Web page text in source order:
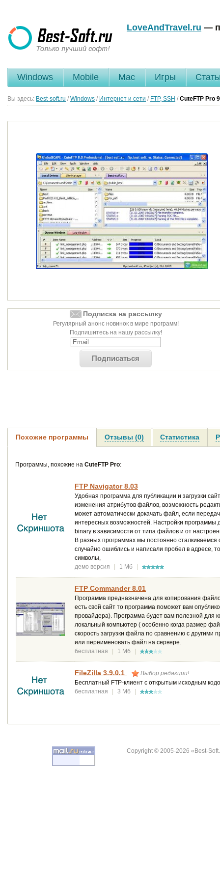
LoveAndTravel.ru —
Windows Mobile Mac Игры
Вы здесь: Best-soft.ru / Windows / Интернет и сети / FTP, SSH / CuteFTP Pro
Подписка на рассылку
Регулярный анонс новинок в мире программ!
Подпишитесь на нашу рассылку!
Подписаться
Похожие программы Отзывы (0) Статистика
Программы, похожие на CuteFTP Pro:
FTP Navigator 8.03
Удобная программа для публикации и загрузки
изменения атрибутов файлов, возможность
может автоматически докачать файл, если
интересных возможностей. Настройки
binary в зависимости от типа файлов и от
В разных программах мы постоянно сталкиваемся
случайно ошиблись и написали пробел в адресе,
символы,
демо версия
| 1 Мб |
FTP Commander 8.01
Программа предназначена для копирования
есть свой сайт то программа поможет вам
провайдера). Программа будет вам полезной для
локальный компьютер ( особенно когда размер
скорость загрузки файла по сравнению с другими
или переименовать файл на сервере.
бесплатная
| 1 Мб |
FileZilla 3.9.0.1
Выбор редакции!
Бесплатный FTP-клиент с открытым исходным
бесплатная
| 3 Мб |
Copyright © 2005-2026 «Best-